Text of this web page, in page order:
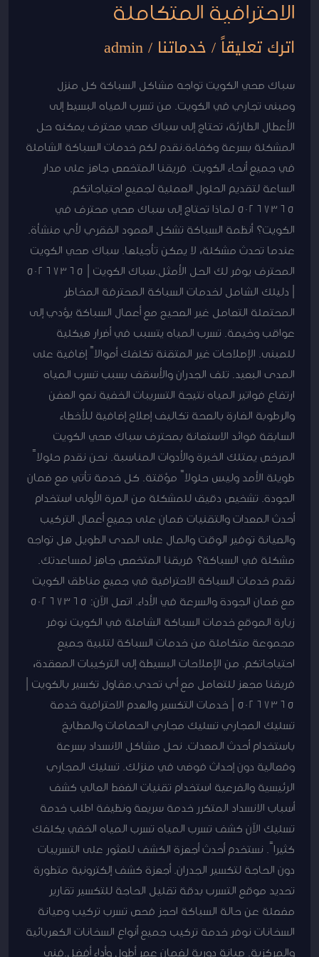
الاحترافية المتكاملة
اترك تعليقاً/خدماتنا /
admin
سباك صحي الكويت تواجه مشاكل السباكة كل منزل
ومبنى تجاري في الكويت. من تسرب المياه البسيط إلى
الأعطال الطارئة، تحتاج إلى سباك صحي محترف يمكنه حل
المشكلة بسرعة وكفاءة.نقدم لكم خدمات السباكة الشاملة
في جميع أنحاء الكويت. فريقنا المتخصص جاهز على مدار
الساعة لتقديم الحلول العملية لجميع احتياجاتكم.
50267365 لماذا تحتاج إلى سباك صحي محترف في
الكويت؟ أنظمة السباكة تشكل العمود الفقري لأي منشأة.
عندما تحدث مشكلة، لا يمكن تأجيلها. سباك صحي الكويت
المحترف يوفر لك الحل الأمثل.سباك الكويت | 50267365
| دليلك الشامل لخدمات السباكة المحترفة المخاطر
المحتملة التعامل غير الصحيح مع أعمال السباكة يؤدي إلى
عواقب وخيمة. تسرب المياه يتسبب في أضرار هيكلية
للمبنى. الإصلاحات غير المتقنة تكلفك أموالاً إضافية على
المدى البعيد. تلف الجدران والأسقف بسبب تسرب المياه
ارتفاع فواتير المياه نتيجة التسريبات الخفية نمو العفن
والرطوبة الضارة بالصحة تكاليف إصلاح إضافية للأخطاء
السابقة فوائد الاستعانة بمحترف سباك صحي الكويت
المرخص يمتلك الخبرة والأدوات المناسبة. نحن نقدم حلولاً
طويلة الأمد وليس حلولاً مؤقتة. كل خدمة تأتي مع ضمان
الجودة. تشخيص دقيق للمشكلة من المرة الأولى استخدام
أحدث المعدات والتقنيات ضمان على جميع أعمال التركيب
والصيانة توفير الوقت والمال على المدى الطويل هل تواجه
مشكلة في السباكة؟ فريقنا المتخصص جاهز لمساعدتك.
نقدم خدمات السباكة الاحترافية في جميع مناطق الكويت
مع ضمان الجودة والسرعة في الأداء. اتصل الآن: 50267365
زيارة الموقع خدمات السباكة الشاملة في الكويت نوفر
مجموعة متكاملة من خدمات السباكة لتلبية جميع
احتياجاتكم. من الإصلاحات البسيطة إلى التركيبات المعقدة،
فريقنا مجهز للتعامل مع أي تحدي.مقاول تكسير بالكويت |
50267365 | خدمات التكسير والهدم الاحترافية خدمة
تسليك المجاري تسليك مجاري الحمامات والمطابخ
باستخدام أحدث المعدات. نحل مشاكل الانسداد بسرعة
وفعالية دون إحداث فوضى في منزلك. تسليك المجاري
الرئيسية والفرعية استخدام تقنيات الضغط العالي كشف
أسباب الانسداد المتكرر خدمة سريعة ونظيفة اطلب خدمة
تسليك الآن كشف تسرب المياه تسرب المياه الخفي يكلفك
كثيراً. نستخدم أحدث أجهزة الكشف للعثور على التسريبات
دون الحاجة لتكسير الجدران. أجهزة كشف إلكترونية متطورة
تحديد موقع التسرب بدقة تقليل الحاجة للتكسير تقارير
مفصلة عن حالة السباكة احجز فحص تسرب تركيب وصيانة
السخانات نوفر خدمة تركيب جميع أنواع السخانات الكهربائية
والمركزية. صيانة دورية لضمان عمر أطول وأداء أفضل.فني